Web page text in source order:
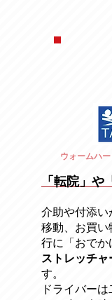
ウォームハ
「転院」
介助や付添い
移動、お買い
行に「おでか
ストレッチャ
す。
ドライバー